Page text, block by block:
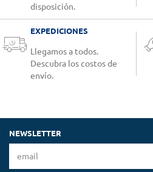
disposición.
EXPEDICIONES
Llegamos a todos.
Descubra los costos de
envío.
NEWSLETTER